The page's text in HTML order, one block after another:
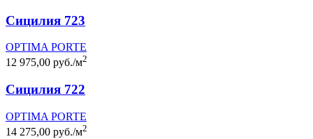
Сицилия 723
OPTIMA PORTE
12 975,00 руб./м2
Сицилия 722
OPTIMA PORTE
14 275,00 руб./м2